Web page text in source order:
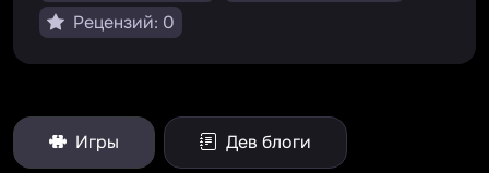
Рецензий: 0
Игры Дев блоги